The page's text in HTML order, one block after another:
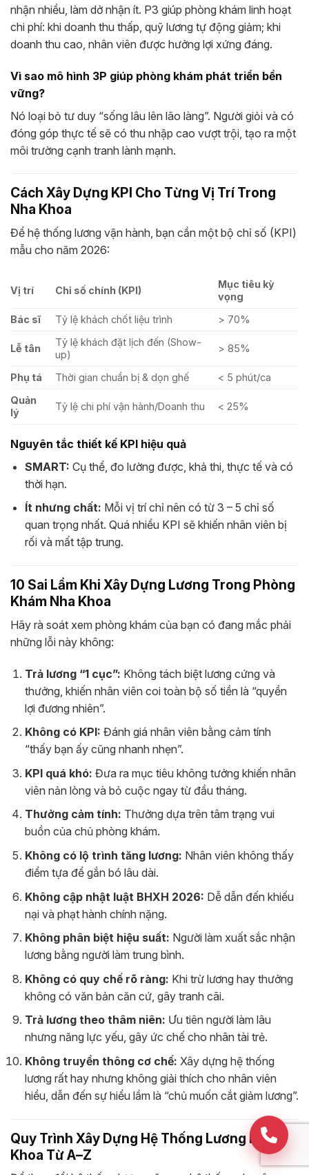
nhận nhiều, làm dở nhận ít. P3 giúp phòng khám linh hoạt
chi phí: khi doanh thu thấp, quỹ lương tự động giảm; khi
doanh thu cao, nhân viên được hưởng lợi xứng đáng.
Vì sao mô hình 3P giúp phòng khám phát triển bền
vững?
Nó loại bỏ tư duy “sống lâu lên lão làng”. Người giỏi và có
đóng góp thực tế sẽ có thu nhập cao vượt trội, tạo ra một
môi trường cạnh tranh lành mạnh.
Cách Xây Dựng KPI Cho Từng Vị Trí Trong
Nha Khoa
Để hệ thống lương vận hành, bạn cần một bộ chỉ số (KPI)
mẫu cho năm 2026:
Vị trí Chỉ số chính (KPI)
Mục tiêu kỳ
vọng
Bác sĩ
Tỷ lệ khách chốt liệu trình > 70%
Lễ tân
Tỷ lệ khách đặt lịch đến (Show-
up)
> 85%
Phụ tá Thời gian chuẩn bị & dọn ghế
< 5 phút/ca
Quản
lý
Tỷ lệ chi phí vận hành/Doanh thu < 25%
Nguyên tắc thiết kế KPI hiệu quả
SMART: Cụ thể, đo lường được, khả thi, thực tế và có
thời hạn.
Ít nhưng chất: Mỗi vị trí chỉ nên có từ 3 – 5 chỉ số
quan trọng nhất. Quá nhiều KPI sẽ khiến nhân viên bị
rối và mất tập trung.
10 Sai Lầm Khi Xây Dựng Lương Trong Phòng
Khám Nha Khoa
Hãy rà soát xem phòng khám của bạn có đang mắc phải
những lỗi này không:
Trả lương “1 cục”: Không tách biệt lương cứng và
thưởng, khiến nhân viên coi toàn bộ số tiền là “quyền
lợi đương nhiên”.
Không có KPI: Đánh giá nhân viên bằng cảm tính
“thấy bạn ấy cũng nhanh nhẹn”.
KPI quá khó: Đưa ra mục tiêu không tưởng khiến nhân
viên nản lòng và bỏ cuộc ngay từ đầu tháng.
Thưởng cảm tính: Thưởng dựa trên tâm trạng vui
buồn của chủ phòng khám.
Không có lộ trình tăng lương: Nhân viên không thấy
điểm tựa để gắn bó lâu dài.
Không cập nhật luật BHXH 2026: Dễ dẫn đến khiếu
nại và phạt hành chính nặng.
Không phân biệt hiệu suất: Người làm xuất sắc nhận
lương bằng người làm trung bình.
Không có quy chế rõ ràng: Khi trừ lương hay thưởng
không có văn bản căn cứ, gây tranh cãi.
Trả lương theo thâm niên: Ưu tiên người làm lâu
nhưng năng lực yếu, gây ức chế cho nhân tài trẻ.
Không truyền thông cơ chế: Xây dựng hệ thống
lương rất hay nhưng không giải thích cho nhân viên
hiểu, dẫn đến sự hiểu lầm là “chủ muốn cắt giảm lương”.
Quy Trình Xây Dựng Hệ Thống Lương Nha
Khoa Từ A–Z